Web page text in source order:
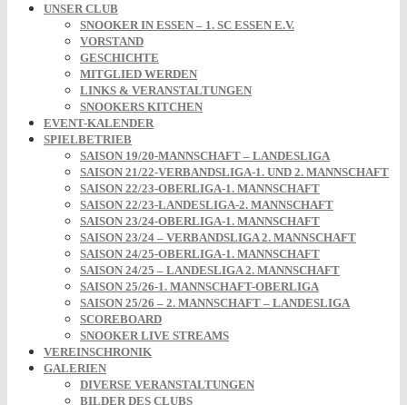
UNSER CLUB
SNOOKER IN ESSEN – 1. SC ESSEN E.V.
VORSTAND
GESCHICHTE
MITGLIED WERDEN
LINKS & VERANSTALTUNGEN
SNOOKERS KITCHEN
EVENT-KALENDER
SPIELBETRIEB
SAISON 19/20-MANNSCHAFT – LANDESLIGA
SAISON 21/22-VERBANDSLIGA-1. UND 2. MANNSCHAFT
SAISON 22/23-OBERLIGA-1. MANNSCHAFT
SAISON 22/23-LANDESLIGA-2. MANNSCHAFT
SAISON 23/24-OBERLIGA-1. MANNSCHAFT
SAISON 23/24 – VERBANDSLIGA 2. MANNSCHAFT
SAISON 24/25-OBERLIGA-1. MANNSCHAFT
SAISON 24/25 – LANDESLIGA 2. MANNSCHAFT
SAISON 25/26-1. MANNSCHAFT-OBERLIGA
SAISON 25/26 – 2. MANNSCHAFT – LANDESLIGA
SCOREBOARD
SNOOKER LIVE STREAMS
VEREINSCHRONIK
GALERIEN
DIVERSE VERANSTALTUNGEN
BILDER DES CLUBS